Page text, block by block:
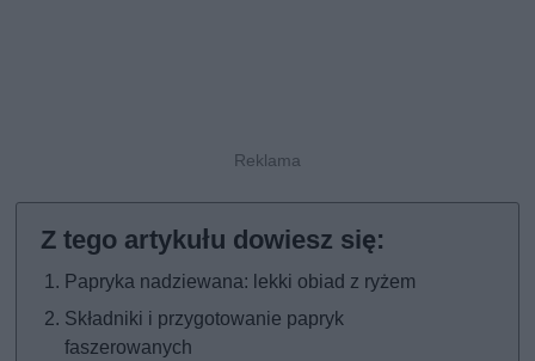
Papryka nadziewana: lekki obiad z ryżem
Składniki i przygotowanie papryk
faszerowanych